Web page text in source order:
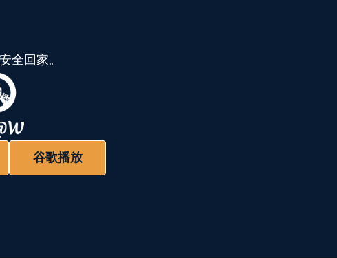
全回家。
谷歌播放